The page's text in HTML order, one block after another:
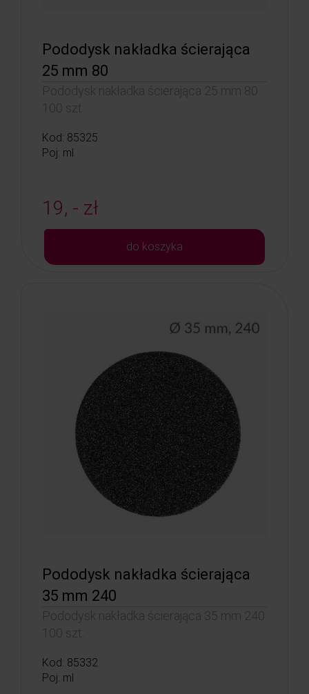
Pododysk nakładka ścierająca
25 mm 80
Pododysk nakładka ścierająca 25 mm 80
100 szt.
Kod: 85325
Poj: ml
19, - zł
do koszyka
Pododysk nakładka ścierająca
35 mm 240
Pododysk nakładka ścierająca 35 mm 240
100 szt.
Kod: 85332
Poj: ml